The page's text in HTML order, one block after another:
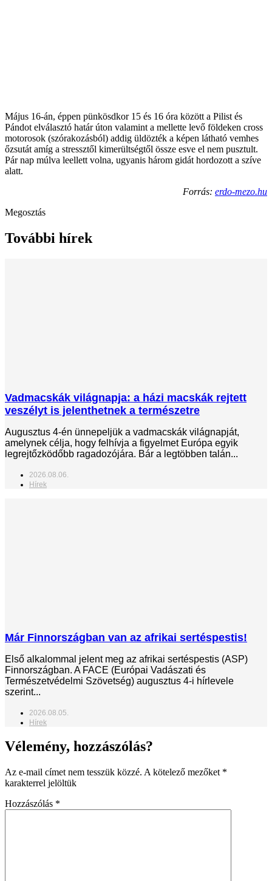
Május 16-án, éppen pünkösdkor 15 és 16 óra között a Pilist és
Pándot elválasztó határ úton valamint a mellette levő földeken cross
motorosok (szórakozásból) addig üldözték a képen látható vemhes
őzsutát amíg a stressztől kimerültségtől össze esve el nem pusztult.
Pár nap múlva leellett volna, ugyanis három gidát hordozott a szíve
alatt.
Forrás: erdo-mezo.hu
Megosztás
További hírek
Vadmacskák világnapja: a házi macskák rejtett
veszélyt is jelenthetnek a természetre
Augusztus 4-én ünnepeljük a vadmacskák világnapját,
amelynek célja, hogy felhívja a figyelmet Európa egyik
legrejtőzködőbb ragadozójára. Bár a legtöbben talán...
2026.08.06.
Hírek
Már Finnországban van az afrikai sertéspestis!
Első alkalommal jelent meg az afrikai sertéspestis (ASP)
Finnországban. A FACE (Európai Vadászati és
Természetvédelmi Szövetség) augusztus 4-i hírlevele
szerint...
2026.08.05.
Hírek
Vélemény, hozzászólás?
Az e-mail címet nem tesszük közzé. A kötelező mezőket *
karakterrel jelöltük
Hozzászólás *